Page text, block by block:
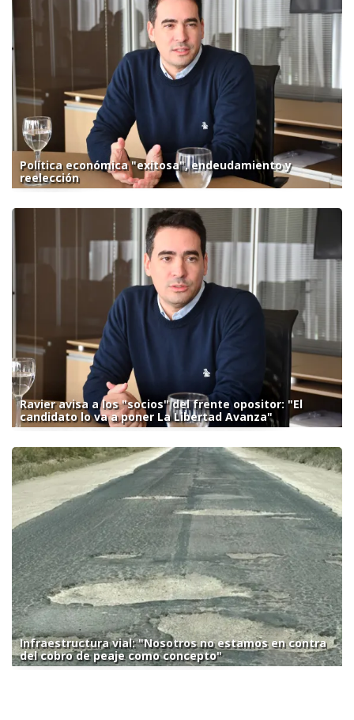
Política económica "exitosa", endeudamiento y
reelección
Ravier avisa a los "socios" del frente opositor: "El
candidato lo va a poner La Libertad Avanza"
Infraestructura vial: "Nosotros no estamos en contra
del cobro de peaje como concepto"